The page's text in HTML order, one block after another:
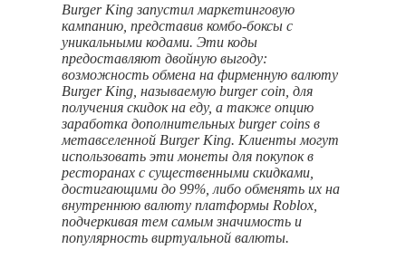
Burger King запустил маркетинговую
кампанию, представив комбо-боксы с
уникальными кодами. Эти коды
предоставляют двойную выгоду:
возможность обмена на фирменную валюту
Burger King, называемую burger coin, для
получения скидок на еду, а также опцию
заработка дополнительных burger coins в
метавселенной Burger King. Клиенты могут
использовать эти монеты для покупок в
ресторанах с существенными скидками,
достигающими до 99%, либо обменять их на
внутреннюю валюту платформы Roblox,
подчеркивая тем самым значимость и
популярность виртуальной валюты.